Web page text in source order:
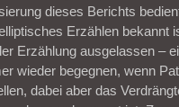
dieses Berichts
Erzählen bekannt
Erzählung ausgelassen –
wieder begegnen, wenn
dabei aber das